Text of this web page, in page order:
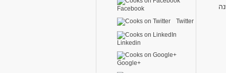
Facebook
Twitter
Linkedin
Google+